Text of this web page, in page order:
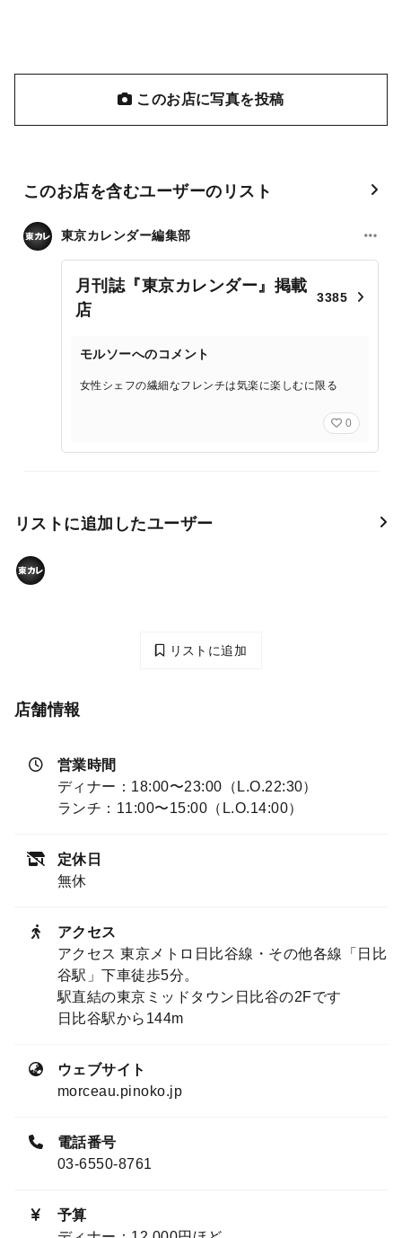
このお店に写真を投稿
このお店を含むユーザーのリスト
東京カレンダー編集部
月刊誌『東京カレンダー』掲載
店
3385
モルソーへのコメント
女性シェフの繊細なフレンチは気楽に楽しむに限る
0
リストに追加したユーザー
リストに追加
店舗情報
営業時間
ディナー：18:00〜23:00（L.O.22:30）
ランチ：11:00〜15:00（L.O.14:00）
定休日
無休
アクセス
アクセス 東京メトロ日比谷線・その他各線「日比
谷駅」下車徒歩5分。
駅直結の東京ミッドタウン日比谷の2Fです
日比谷駅から144m
ウェブサイト
morceau.pinoko.jp
電話番号
03-6550-8761
予算